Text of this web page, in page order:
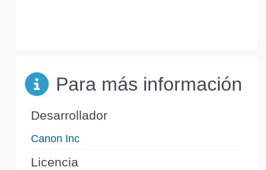
Para más información
Desarrollador
Canon Inc
Licencia